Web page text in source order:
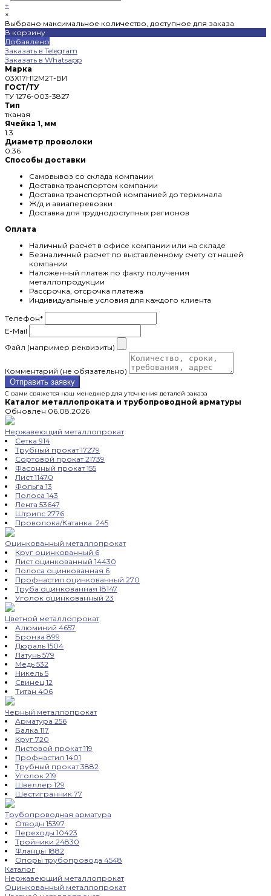
+
×
Выбрано максимальное количество, доступное для заказа
В корзину
Добавлено
Заказать в Telegram
Заказать в Whatsapp
Марка
03Х17Н12М2Т-ВИ
ГОСТ/ТУ
ТУ 1276-003-3827
Тип
тканая
Ячейка 1, мм
1.3
Диаметр проволоки
0.36
Способы доставки
Самовывоз со склада компании
Доставка транспортом компании
Доставка транспортной компанией до терминала
Ж/д и авиаперевозки
Доставка для труднодоступных регионов
Оплата
Наличный расчет в офисе компании или на складе
Безналичный расчет по выставленному счету от нашей
компании
Наложенный платеж по факту получения
металлопродукции
Рассрочка, отсрочка платежа
Индивидуальные условия для каждого клиента
Телефон*
E-Mail
Файл (например реквизиты)
Комментарий (не обязательно)
Отправить заявку
С вами свяжется наш менеджер для уточнения деталей заказа
Каталог металлопроката и трубопроводной арматуры
Обновлен 06.08.2026
Нержавеющий металлопрокат
Сетка 914
Трубный прокат17279
Сортовой прокат21739
Фасонный прокат155
Лист11470
Фольга 13
Полоса 143
Лента 53647
Штрипс 2776
Проволока/Катанка 245
Оцинкованный металлопрокат
Круг оцинкованный 6
Лист оцинкованный 14430
Полоса оцинкованная 6
Профнастил оцинкованный 270
Труба оцинкованная 18147
Уголок оцинкованный 23
Цветной металлопрокат
Алюминий 4657
Бронза 899
Дюраль 1504
Латунь 579
Медь 532
Никель 5
Свинец 12
Титан 406
Черный металлопрокат
Арматура 256
Балка 117
Круг 720
Листовой прокат119
Профнастил 1401
Трубный прокат3882
Уголок 219
Швеллер 129
Шестигранник 77
Трубопроводная арматура
Отводы 15397
Переходы 10423
Тройники 24830
Фланцы 1882
Опоры трубопровода 4548
Каталог
Нержавеющий металлопрокат
Оцинкованный металлопрокат